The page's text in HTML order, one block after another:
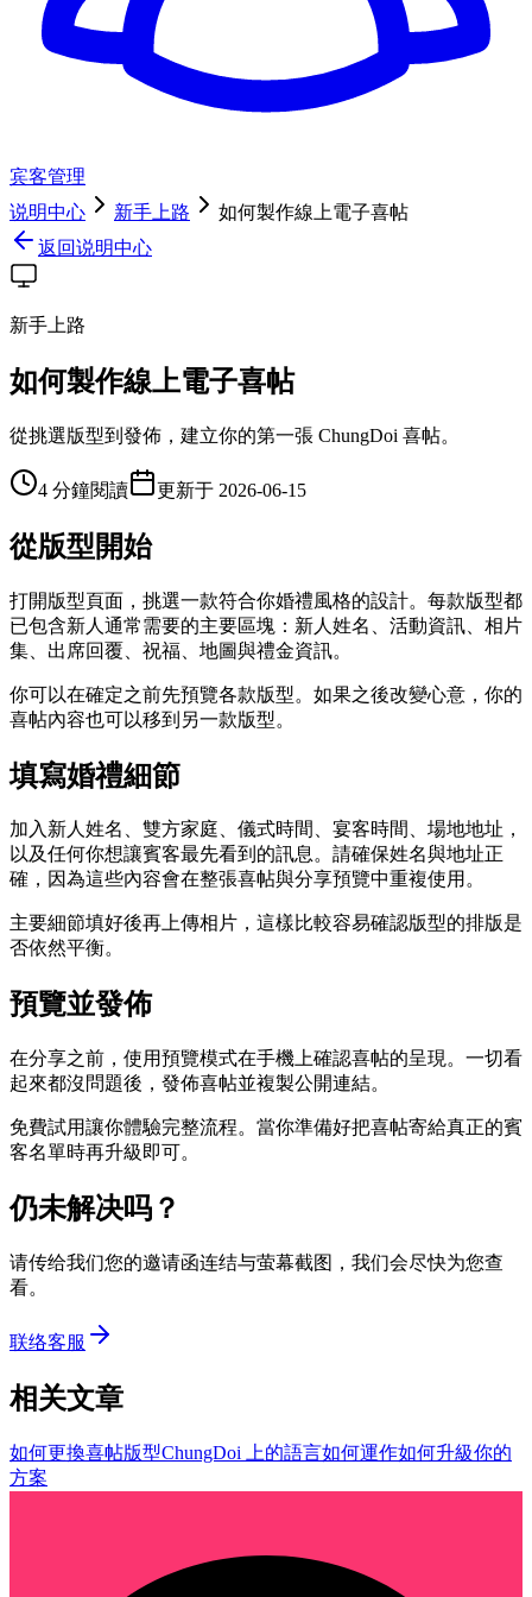
宾客管理
说明中心
新手上路
如何製作線上電子喜帖
返回说明中心
新手上路
如何製作線上電子喜帖
從挑選版型到發佈，建立你的第一張 ChungDoi 喜帖。
4 分鐘閱讀 更新于 2026-06-15
從版型開始
打開版型頁面，挑選一款符合你婚禮風格的設計。每款版型都
已包含新人通常需要的主要區塊：新人姓名、活動資訊、相片
集、出席回覆、祝福、地圖與禮金資訊。
你可以在確定之前先預覽各款版型。如果之後改變心意，你的
喜帖內容也可以移到另一款版型。
填寫婚禮細節
加入新人姓名、雙方家庭、儀式時間、宴客時間、場地地址，
以及任何你想讓賓客最先看到的訊息。請確保姓名與地址正
確，因為這些內容會在整張喜帖與分享預覽中重複使用。
主要細節填好後再上傳相片，這樣比較容易確認版型的排版是
否依然平衡。
預覽並發佈
在分享之前，使用預覽模式在手機上確認喜帖的呈現。一切看
起來都沒問題後，發佈喜帖並複製公開連結。
免費試用讓你體驗完整流程。當你準備好把喜帖寄給真正的賓
客名單時再升級即可。
仍未解决吗？
请传给我们您的邀请函连结与萤幕截图，我们会尽快为您查
看。
联络客服
相关文章
如何更換喜帖版型ChungDoi 上的語言如何運作如何升級你的
方案